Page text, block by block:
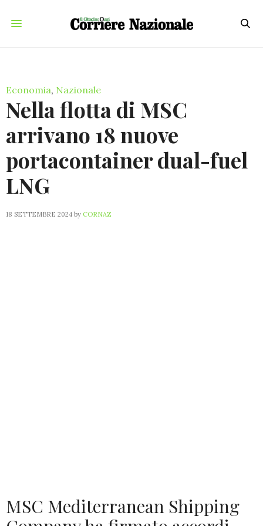
Economia, Nazionale
Nella flotta di MSC
arrivano 18 nuove
portacontainer dual-fuel
LNG
18 SETTEMBRE 2024 by CORNAZ
MSC Mediterranean Shipping